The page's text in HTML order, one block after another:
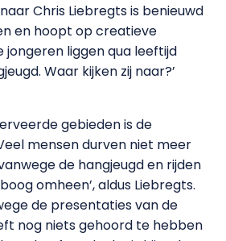
Chris Liebregts is benieuwd
en hoopt op creatieve
jongeren liggen qua leeftijd
Waar kijken zij naar?’
gebieden is de
mensen durven niet meer
de hangjeugd en rijden
omheen’, aldus Liebregts.
de presentaties van de
nog niets gehoord te hebben